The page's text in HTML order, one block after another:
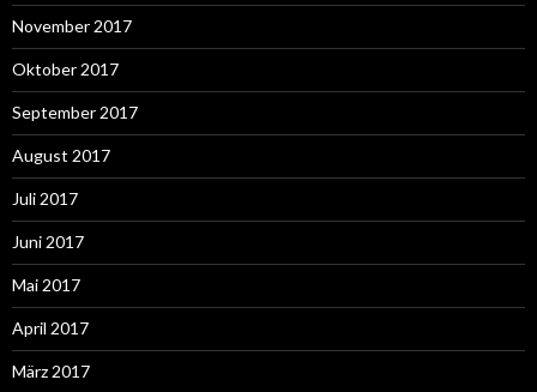
November 2017
Oktober 2017
September 2017
August 2017
Juli 2017
Juni 2017
Mai 2017
April 2017
März 2017